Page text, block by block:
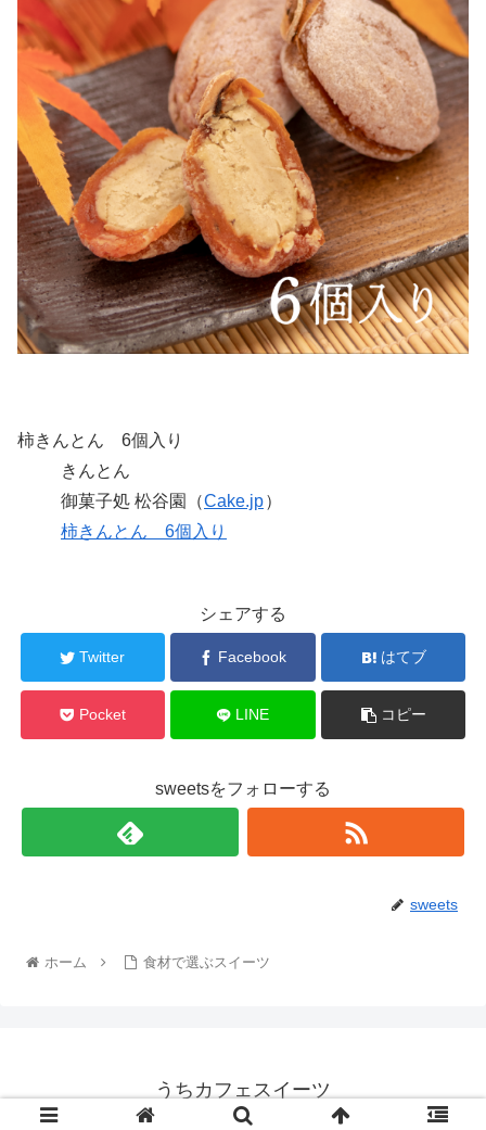
柿きんとん 6個入り
きんとん
御菓子処 松谷園（Cake.jp）
柿きんとん 6個入り
シェアする
Twitter Facebook はてブ
Pocket LINE コピー
sweetsをフォローする
sweets
ホーム 食材で選ぶスイーツ
うちカフェスイーツ
© 2021 うちカフェスイーツ.